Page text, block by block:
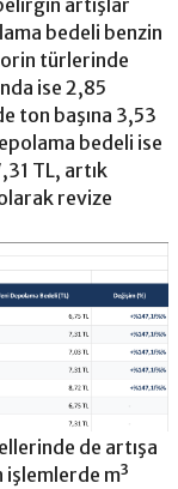
bedeli benzin
türlerinde
ise 2,85
ton başına 3,53
bedeli ise
TL, artık
revize
de artışa
işlemlerde m³